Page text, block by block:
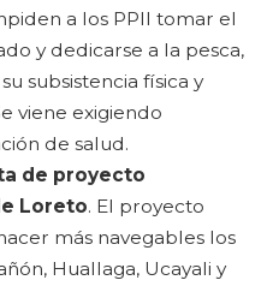
a los PPII tomar el
y dedicarse a la pesca,
subsistencia física y
viene exigiendo
de salud.
de proyecto
Loreto. El proyecto
más navegables los
Huallaga, Ucayali y